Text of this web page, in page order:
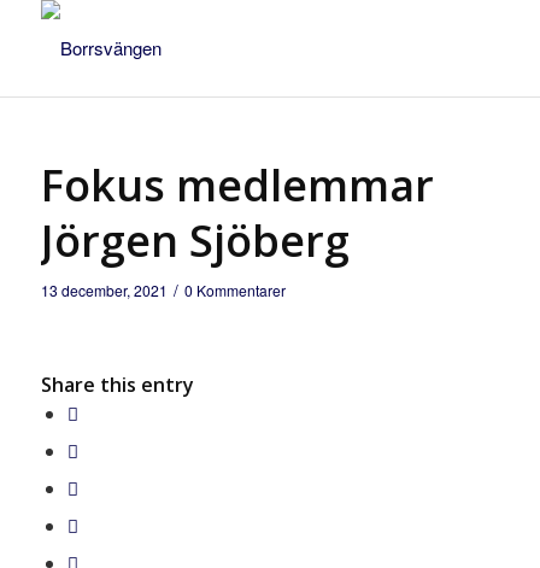
Fokus medlemmar
Jörgen Sjöberg
13 december, 2021 / 0 Kommentarer
Share this entry